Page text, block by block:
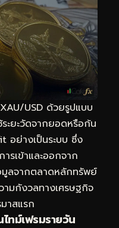
USD ด้วยรูปแบบ
ะยะวัดจากยอดหรือก้น
อย่างเป็นระบบ ซึ่ง
รเข้าและออกจาก
ลจากตลาดหลักทรัพย์
ามกังวลทางเศรษฐกิจ
าสแรก
ม์เฟรมรายวัน